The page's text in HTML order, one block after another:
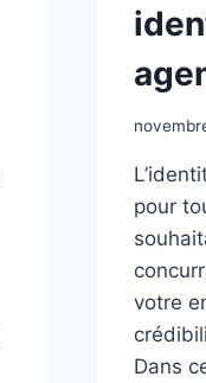
pour
votre
Dans